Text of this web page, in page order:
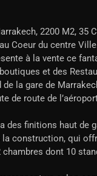
2200 M2, 35
Coeur du centre
à la vente ce
et des
de la gare de
de route de
des finitions haut de
construction, qui
dont 10